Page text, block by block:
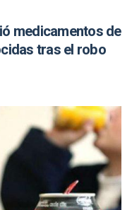
medicamentos de
tras el robo